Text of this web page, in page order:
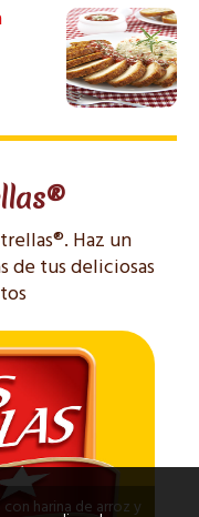
Haz un
de tus deliciosas
harina de arroz y